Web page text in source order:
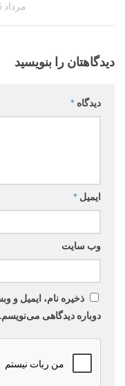
مرداد 5, 1402
دیدگاهتان را بنویسید
دیدگاه *
ایمیل *
وب‌ سایت
ذخیره نام، ایمیل و
دوباره دیدگاهی می‌نویسم.